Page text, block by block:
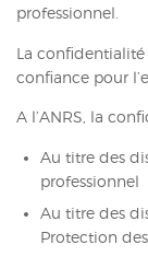
professionnel.
La
confiance pour
A l’ANRS, la
Au titre des
professionnel
Au titre des
Protection